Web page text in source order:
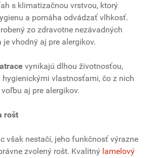
s klimatizačnou vrstvou, ktorý
a pomáha odvádzať vlhkosť.
zo zdravotne nezávadných
je vhodný aj pre alergikov.
vynikajú dlhou životnosťou,
vlastnosťami, čo z nich
aj pre alergikov.
rošt
však nestačí, jeho funkčnosť výrazne
zvolený rošt. Kvalitný lamelový